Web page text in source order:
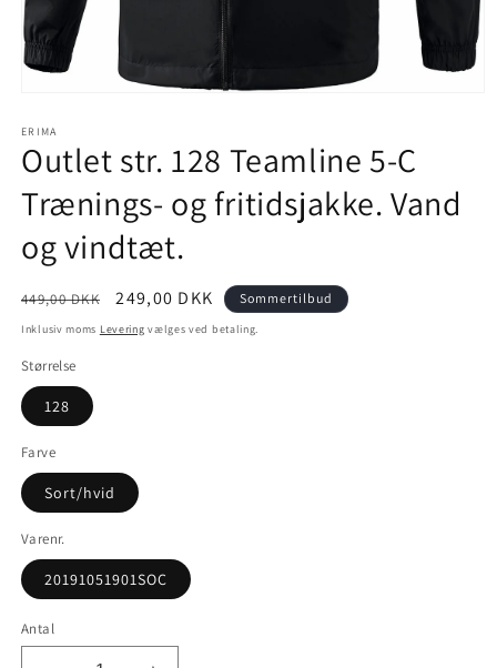
1
modus
ERIMA
Outlet str. 128 Teamline 5-C
Trænings- og fritidsjakke. Vand
og vindtæt.
Normalpris
449,00 DKK Udsalgspris
249,00 DKK Sommertilbud
Inklusiv moms Levering vælges ved betaling.
Størrelse
128
Farve
Sort/hvid
Varenr.
20191051901SOC
Antal